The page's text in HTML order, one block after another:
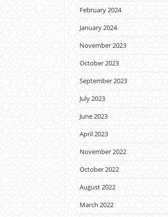
February 2024
January 2024
November 2023
October 2023
September 2023
July 2023
June 2023
April 2023
November 2022
October 2022
August 2022
March 2022